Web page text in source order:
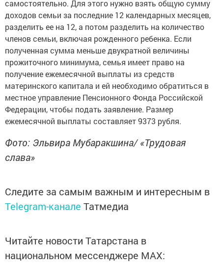
самостоятельно. Для этого нужно взять общую сумму
доходов семьи за последние 12 календарных месяцев,
разделить ее на 12, а потом разделить на количество
членов семьи, включая рожденного ребенка. Если
полученная сумма меньше двукратной величины
прожиточного минимума, семья имеет право на
получение ежемесячной выплаты из средств
материнского капитала и ей необходимо обратиться в
местное управление Пенсионного Фонда Российской
Федерации, чтобы подать заявление. Размер
ежемесячной выплаты составляет 9373 рубля.
Фото: Эльвира Мубаракшина/ «Трудовая
слава»
Следите за самым важным и интересным в
Telegram-канале Татмедиа
Читайте новости Татарстана в
национальном мессенджере MАХ: